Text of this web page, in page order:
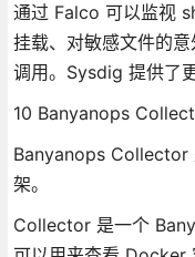
通过 Falco 可以监视
挂载、对敏感文件的
调用。Sysdig 提供了
10 Banyanops
Banyanops Collector
架。
Collector 是一个